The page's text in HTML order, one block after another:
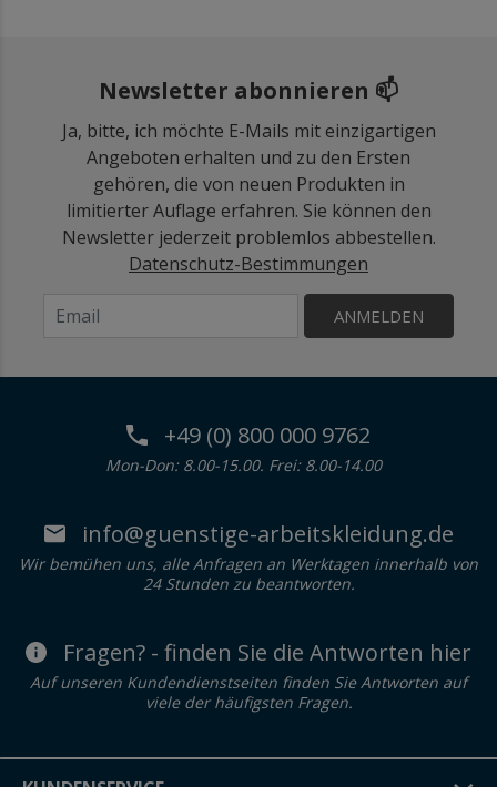
Newsletter abonnieren 📫
Ja, bitte, ich möchte E-Mails mit einzigartigen
Angeboten erhalten und zu den Ersten
gehören, die von neuen Produkten in
limitierter Auflage erfahren. Sie können den
Newsletter jederzeit problemlos abbestellen.
Datenschutz-Bestimmungen
ANMELDEN
+49 (0) 800 000 9762
Mon-Don: 8.00-15.00. Frei: 8.00-14.00
info@guenstige-arbeitskleidung.de
Wir bemühen uns, alle Anfragen an Werktagen innerhalb von
24 Stunden zu beantworten.
Fragen? - finden Sie die Antworten hier
Auf unseren Kundendienstseiten finden Sie Antworten auf
viele der häufigsten Fragen.